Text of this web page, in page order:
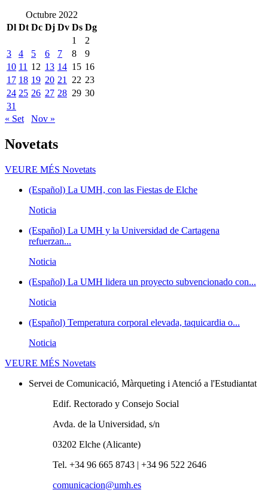
Octubre 2022
Dl Dt Dc Dj Dv Ds Dg
1
2
3
4 5 6 7 8
9
10 11 12 13 14 15 16
17 18 19 20 21 22 23
24 25 26 27 28 29 30
31
« Set
Nov »
Novetats
VEURE MÉS Novetats
(Español) La UMH, con las Fiestas de Elche
Noticia
(Español) La UMH y la Universidad de Cartagena
refuerzan...
Noticia
(Español) La UMH lidera un proyecto subvencionado con...
Noticia
(Español) Temperatura corporal elevada, taquicardia o...
Noticia
VEURE MÉS Novetats
Servei de Comunicació, Màrqueting i Atenció a l'Estudiantat
Edif. Rectorado y Consejo Social
Avda. de la Universidad, s/n
03202 Elche (Alicante)
Tel. +34 96 665 8743 | +34 96 522 2646
comunicacion@umh.es